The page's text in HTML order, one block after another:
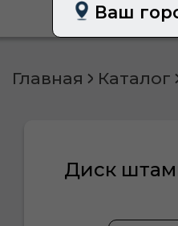
Ваш
О нас
Главная Каталог
Диск